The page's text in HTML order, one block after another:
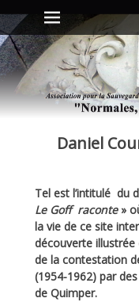
Menu
Aller
au
contenu
Daniel
Tel est l’intitulé du
Le Goff raconte»
la vie de ce site
découverte
de la contestation
(1954-1962) par
de Quimper.